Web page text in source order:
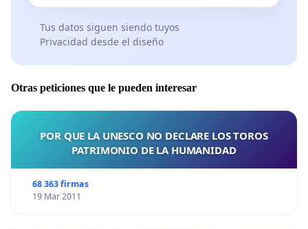
Tus datos siguen siendo tuyos
Privacidad desde el diseño
Otras peticiones que le pueden interesar
POR QUE LA UNESCO NO DECLARE LOS TOROS
PATRIMONIO DE LA HUMANIDAD
68 363 firmas
19 Mar 2011